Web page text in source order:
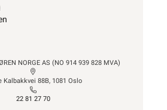
NORGE AS (NO 914 939 828 MVA)
Kalbakkvei 88B, 1081 Oslo
22 81 27 70